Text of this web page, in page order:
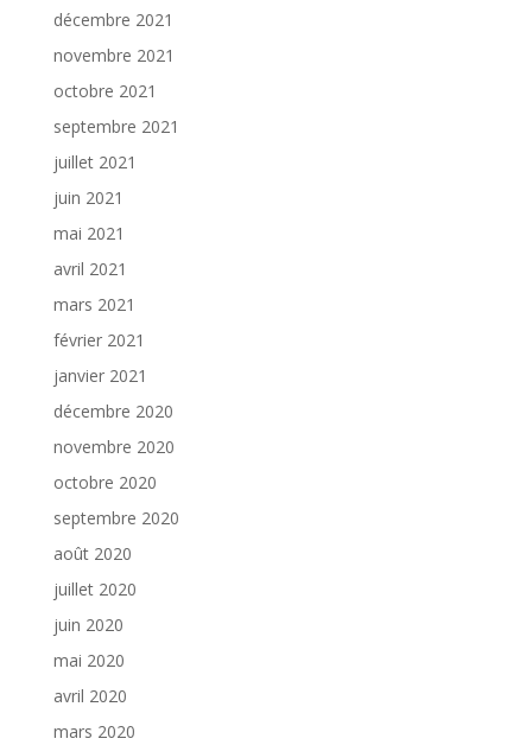
décembre 2021
novembre 2021
octobre 2021
septembre 2021
juillet 2021
juin 2021
mai 2021
avril 2021
mars 2021
février 2021
janvier 2021
décembre 2020
novembre 2020
octobre 2020
septembre 2020
août 2020
juillet 2020
juin 2020
mai 2020
avril 2020
mars 2020